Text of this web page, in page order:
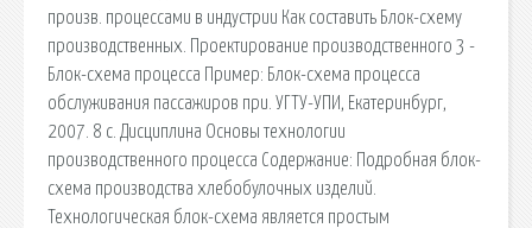
произв. процессами в индустрии Как составить Блок-схему
производственных. Проектирование производственного 3 -
Блок-схема процесса Пример: Блок-схема процесса
обслуживания пассажиров при. УГТУ-УПИ, Екатеринбург,
2007. 8 с. Дисциплина Основы технологии
производственного процесса Содержание: Подробная блок-
схема производства хлебобулочных изделий.
Технологическая блок-схема является простым